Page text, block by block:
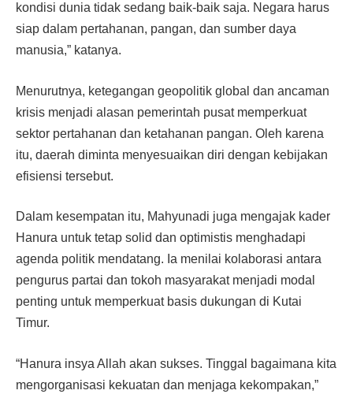
kondisi dunia tidak sedang baik-baik saja. Negara harus
siap dalam pertahanan, pangan, dan sumber daya
manusia,” katanya.
Menurutnya, ketegangan geopolitik global dan ancaman
krisis menjadi alasan pemerintah pusat memperkuat
sektor pertahanan dan ketahanan pangan. Oleh karena
itu, daerah diminta menyesuaikan diri dengan kebijakan
efisiensi tersebut.
Dalam kesempatan itu, Mahyunadi juga mengajak kader
Hanura untuk tetap solid dan optimistis menghadapi
agenda politik mendatang. Ia menilai kolaborasi antara
pengurus partai dan tokoh masyarakat menjadi modal
penting untuk memperkuat basis dukungan di Kutai
Timur.
“Hanura insya Allah akan sukses. Tinggal bagaimana kita
mengorganisasi kekuatan dan menjaga kekompakan,”